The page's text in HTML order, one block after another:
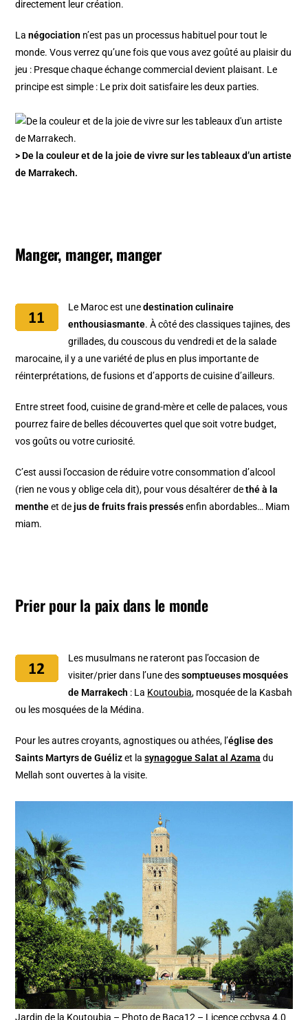
directement leur création.
Lanégociation n’est pas un processus habituel pour tout le
monde. Vous verrez qu’une fois que vous avez goûté au plaisir du
jeu : Presque chaque échange commercial devient plaisant. Le
principe est simple : Le prix doit satisfaire les deux parties.
> De la couleur et de la joie de vivre sur les tableaux d’un artiste
de Marrakech.
Manger, manger, manger
Le Maroc est unedestination culinaire
enthousiasmante. À côté des classiques tajines, des
grillades, du couscous du vendredi et de la salade
marocaine, il y a une variété de plus en plus importante de
réinterprétations, de fusions et d’apports de cuisine d’ailleurs.
Entre street food, cuisine de grand-mère et celle de palaces, vous
pourrez faire de belles découvertes quel que soit votre budget,
vos goûts ou votre curiosité.
C’est aussi l’occasion de réduire votre consommation d’alcool
(rien ne vous y oblige cela dit), pour vous désaltérer dethé à la
mentheet dejus de fruits frais pressésenfin abordables… Miam
miam.
Prier pour la paix dans le monde
Les musulmans ne rateront pas l’occasion de
visiter/prier dans l’une dessomptueuses mosquées
de Marrakech : La Koutoubia, mosquée de la Kasbah
ou les mosquées de la Médina.
Pour les autres croyants, agnostiques ou athées, l’église des
Saints Martyrs de Guélizet la synagogue Salat al Azama du
Mellah sont ouvertes à la visite.
Jardin de la Koutoubia – Photo de Baca12 – Licence ccbysa 4.0